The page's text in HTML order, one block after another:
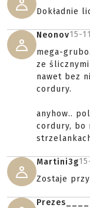
Dokładnie
Neonov15-
mega-
ze
nawet bez
cordury.
anyhow..
cordury, bo
Martini3g
Zostaje
Prezes_____